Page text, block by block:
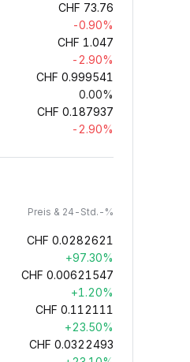
CHF 73.76
-0.90%
CHF 1.047
-2.90%
CHF 0.999541
0.00%
CHF 0.187937
-2.90%
Preis & 24-Std.-%
CHF 0.0282621
+97.30%
CHF 0.00621547
+1.20%
CHF 0.112111
+23.50%
CHF 0.0322493